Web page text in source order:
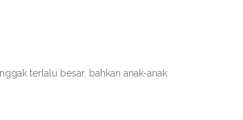
terlalu besar, bahkan anak-anak